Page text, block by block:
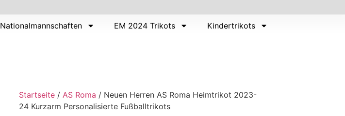
Nationalmannschaften EM 2024 Trikots Kindertrikots
Startseite / AS Roma / Neuen Herren AS Roma Heimtrikot 2023-
24 Kurzarm Personalisierte Fußballtrikots